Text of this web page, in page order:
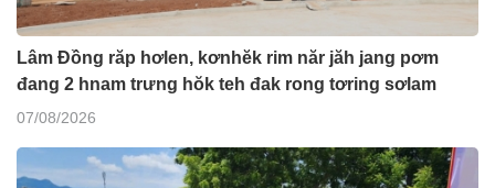
Lâm Đồng răp hơlen, kơnhĕk rim năr jăh jang pơm
đang 2 hnam trưng hŏk teh đak rong tơring sơlam
07/08/2026